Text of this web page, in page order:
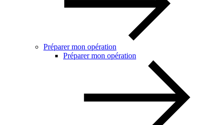
Préparer mon opération
Préparer mon opération